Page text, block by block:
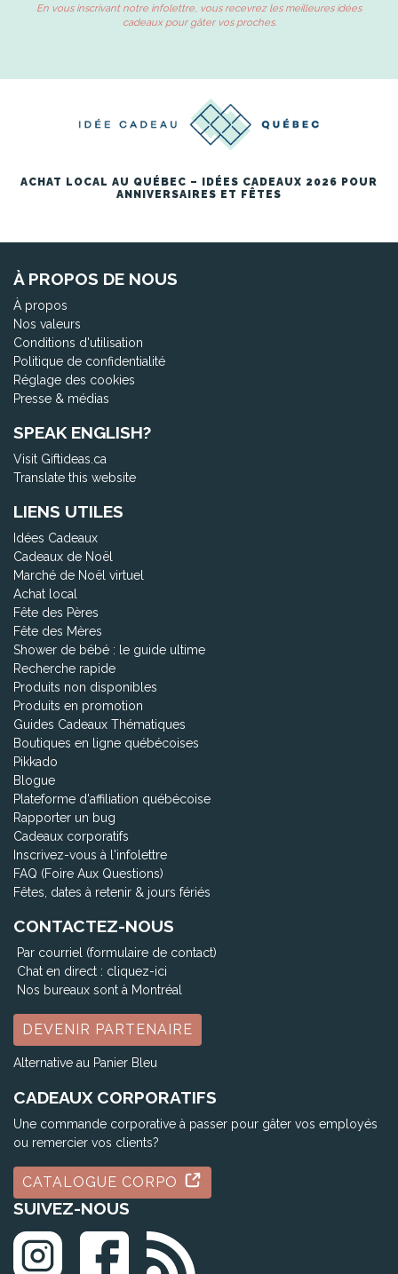
En vous inscrivant notre infolettre, vous recevrez les meilleures idées
cadeaux pour gâter vos proches.
ACHAT LOCAL AU QUÉBEC – IDÉES CADEAUX 2026 POUR
ANNIVERSAIRES ET FÊTES
À PROPOS DE NOUS
À propos
Nos valeurs
Conditions d'utilisation
Politique de confidentialité
Réglage des cookies
Presse & médias
SPEAK ENGLISH?
Visit Giftideas.ca
Translate this website
LIENS UTILES
Idées Cadeaux
Cadeaux de Noël
Marché de Noël virtuel
Achat local
Fête des Pères
Fête des Mères
Shower de bébé : le guide ultime
Recherche rapide
Produits non disponibles
Produits en promotion
Guides Cadeaux Thématiques
Boutiques en ligne québécoises
Pikkado
Blogue
Plateforme d'affiliation québécoise
Rapporter un bug
Cadeaux corporatifs
Inscrivez-vous à l'infolettre
FAQ (Foire Aux Questions)
Fêtes, dates à retenir & jours fériés
CONTACTEZ-NOUS
Par courriel (formulaire de contact)
Chat en direct : cliquez-ici
Nos bureaux sont à Montréal
DEVENIR PARTENAIRE
Alternative au Panier Bleu
CADEAUX CORPORATIFS
Une commande corporative à passer pour gâter vos employés
ou remercier vos clients?
CATALOGUE CORPO
SUIVEZ-NOUS